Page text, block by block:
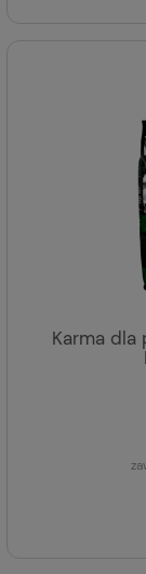
Karma dla